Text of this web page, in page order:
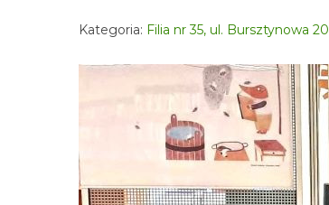
Kategoria: Filia nr 35, ul. Bursztynowa 20